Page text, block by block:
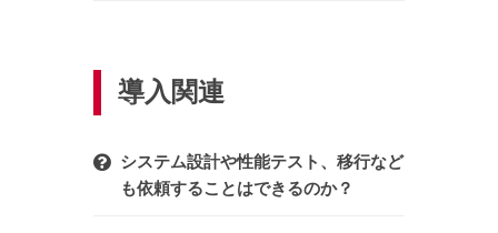
導入関連
システム設計や性能テスト、移行など
も依頼することはできるのか？